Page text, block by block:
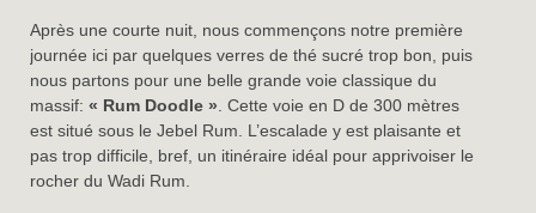
Après une courte nuit, nous commençons notre première
journée ici par quelques verres de thé sucré trop bon, puis
nous partons pour une belle grande voie classique du
massif:« Rum Doodle ». Cette voie en D de 300 mètres
est situé sous le Jebel Rum. L’escalade y est plaisante et
pas trop difficile, bref, un itinéraire idéal pour apprivoiser le
rocher du Wadi Rum.